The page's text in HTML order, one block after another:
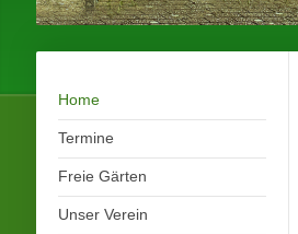
Home
Termine
Freie Gärten
Unser Verein